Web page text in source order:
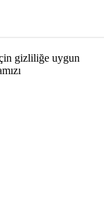
gizliliğe uygun